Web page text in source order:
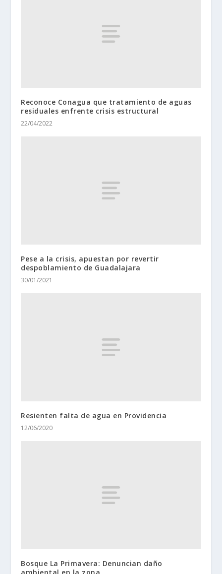
Reconoce Conagua que tratamiento de aguas
residuales enfrente crisis estructural
22/04/2022
Pese a la crisis, apuestan por revertir
despoblamiento de Guadalajara
30/01/2021
Resienten falta de agua en Providencia
12/06/2020
Bosque La Primavera: Denuncian daño
ambiental en la zona